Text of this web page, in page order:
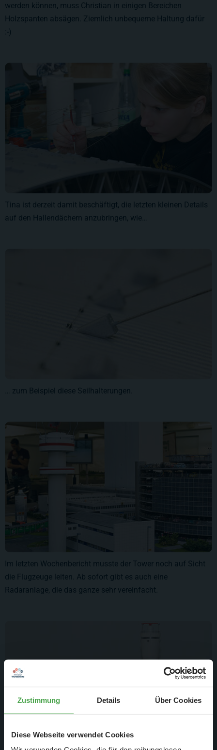
Zustimmung Details Über Cookies
Diese Webseite verwendet Cookies
werden können, muss Christian in einigen Bereichen
Holzspanten absägen. Ziemlich unbequeme Haltung dafür
:-)
Tina ist derzeit damit beschäftigt, die letzten kleinen Details
auf den Hallendächern anzubringen, wie…
… zum Beispiel diese Seilhalterungen.
Im letzten Wochenbericht musste der Tower noch auf Sicht
die Flugzeuge leiten. Ab sofort gibt es auch eine
Radaranlage, die das ganze sehr vereinfacht.